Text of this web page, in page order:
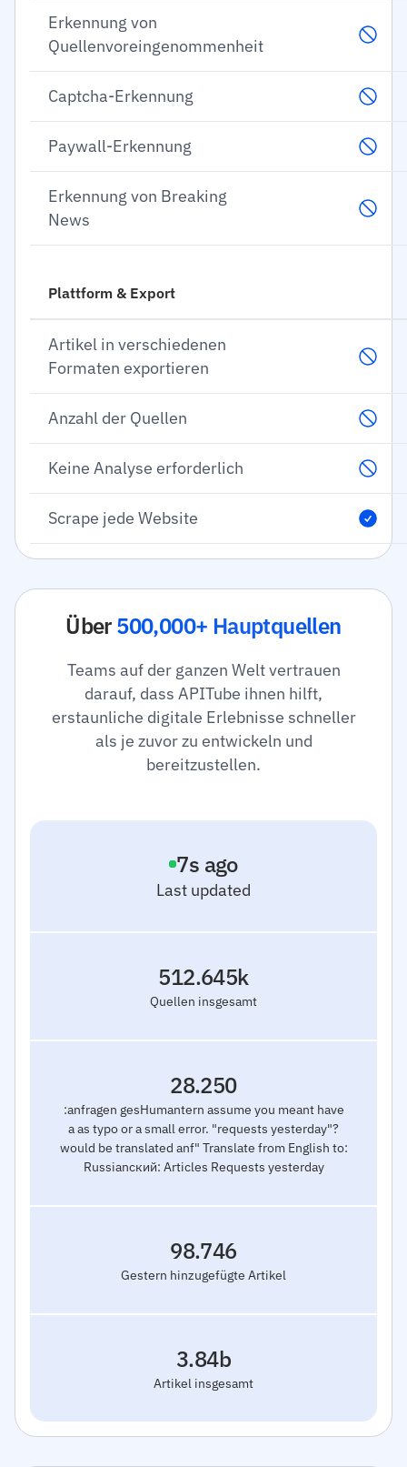
Erkennung von
Quellenvoreingenommenheit
Captcha-Erkennung
Paywall-Erkennung
Erkennung von Breaking
News
Plattform & Export
Artikel in verschiedenen
Formaten exportieren
Anzahl der Quellen
Keine Analyse erforderlich
Scrape jede Website
Über500,000+ Hauptquellen
Teams auf der ganzen Welt vertrauen
darauf, dass APITube ihnen hilft,
erstaunliche digitale Erlebnisse schneller
als je zuvor zu entwickeln und
bereitzustellen.
Last updated
8s ago
Quellen insgesamt
512.645k
:anfragen gesHumantern assume you meant have
a as typo or a small error. "requests yesterday"?
would be translated anf" Translate from English to:
Russianский: Articles Requests yesterday
28.250
Gestern hinzugefügte Artikel
98.746
Artikel insgesamt
3.84b